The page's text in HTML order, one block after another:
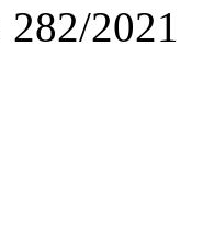
282/2021